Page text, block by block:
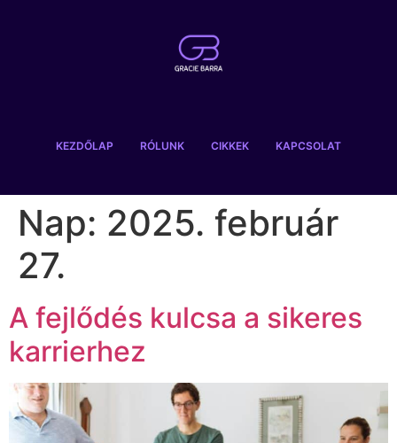
KEZDŐLAP RÓLUNK CIKKEK KAPCSOLAT
Nap: 2025. február
27.
A fejlődés kulcsa a sikeres
karrierhez